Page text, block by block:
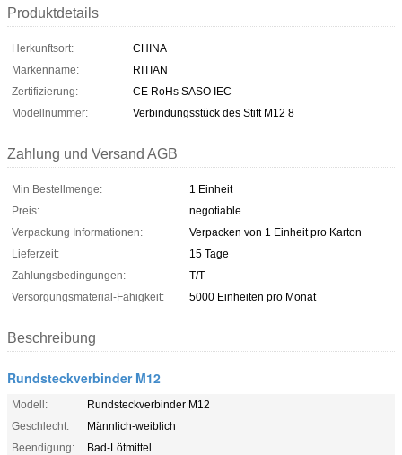
Produktdetails
Herkunftsort:
CHINA
Markenname:
RITIAN
Zertifizierung:
CE RoHs SASO IEC
Modellnummer:
Verbindungsstück des Stift M12 8
Zahlung und Versand AGB
Min Bestellmenge:
1 Einheit
Preis:
negotiable
Verpackung Informationen:
Verpacken von 1 Einheit pro Karton
Lieferzeit:
15 Tage
Zahlungsbedingungen:
T/T
Versorgungsmaterial-Fähigkeit:
5000 Einheiten pro Monat
Beschreibung
Rundsteckverbinder M12
Modell:
Rundsteckverbinder M12
Geschlecht:
Männlich-weiblich
Beendigung:
Bad-Lötmittel